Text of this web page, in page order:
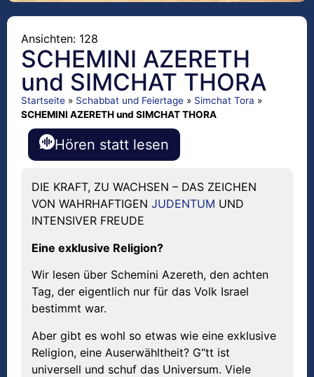
Ansichten: 128
SCHEMINI AZERETH
und SIMCHAT THORA
Startseite » Schabbat und Feiertage » Simchat Tora »
SCHEMINI AZERETH und SIMCHAT THORA
Hören statt lesen
DIE KRAFT, ZU WACHSEN – DAS ZEICHEN
VON WAHRHAFTIGEN JUDENTUM UND
INTENSIVER FREUDE
Eine exklusive Religion?
Wir lesen über Schemini Azereth, den achten
Tag, der eigentlich nur für das Volk Israel
bestimmt war.
Aber gibt es wohl so etwas wie eine exklusive
Religion, eine Auserwähltheit? G“tt ist
universell und schuf das Universum. Viele